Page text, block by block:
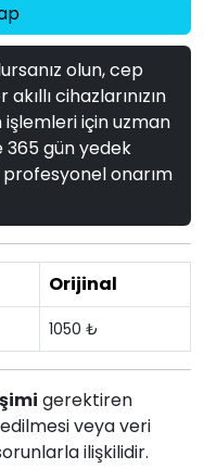
olun, cep
cihazlarınızın
işlemleri için uzman
365 gün yedek
onarım
Orijinal
1050 ₺
gerektiren
veya veri
ilişkilidir.